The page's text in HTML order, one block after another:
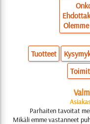
Tuotteet
Parhaiten tavoitat
Mikäli emme vastanneet